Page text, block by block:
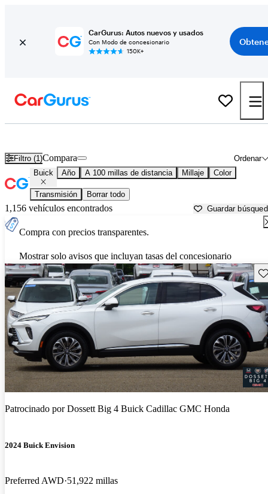
CarGurus: Autos nuevos y usados
Con Modo de concesionario
150K+
Filtro (1) Ordenar
Compara
Buick Año A 100 millas de distancia Millaje Color
Transmisión Borrar todo
1,156 vehículos encontrados Guardar
Compra con precios transparentes.
Mostrar solo avisos que incluyan tasas del concesionario
Patrocinado porDossett Big 4 Buick Cadillac GMC Honda
2024 Buick Envision
Preferred AWD 51,922 millas